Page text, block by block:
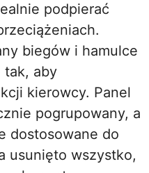
podpierać
biegów i hamulce
tak, aby
kierowcy. Panel
pogrupowany, a
dostosowane do
usunięto wszystko,